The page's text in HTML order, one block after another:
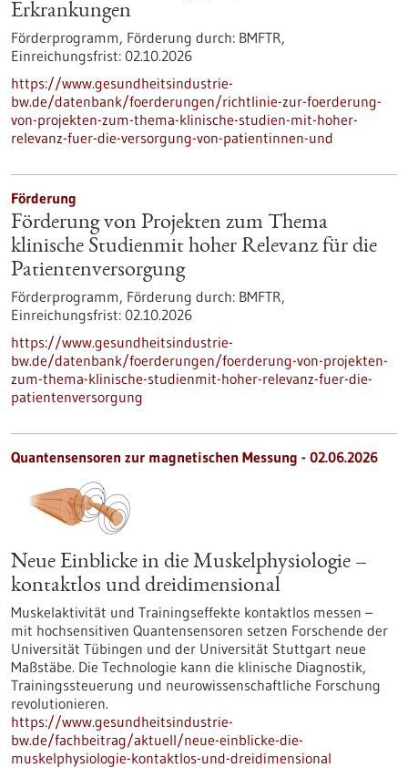
Erkrankungen
Förderprogramm, Förderung durch: BMFTR,
Einreichungsfrist: 02.10.2026
https://www.gesundheitsindustrie-
bw.de/datenbank/foerderungen/richtlinie-zur-foerderung-
von-projekten-zum-thema-klinische-studien-mit-hoher-
relevanz-fuer-die-versorgung-von-patientinnen-und
Förderung
Förderung von Projekten zum Thema
klinische Studienmit hoher Relevanz für die
Patientenversorgung
Förderprogramm, Förderung durch: BMFTR,
Einreichungsfrist: 02.10.2026
https://www.gesundheitsindustrie-
bw.de/datenbank/foerderungen/foerderung-von-projekten-
zum-thema-klinische-studienmit-hoher-relevanz-fuer-die-
patientenversorgung
Quantensensoren zur magnetischen Messung - 02.06.2026
Neue Einblicke in die Muskelphysiologie –
kontaktlos und dreidimensional
Muskelaktivität und Trainingseffekte kontaktlos messen –
mit hochsensitiven Quantensensoren setzen Forschende der
Universität Tübingen und der Universität Stuttgart neue
Maßstäbe. Die Technologie kann die klinische Diagnostik,
Trainingssteuerung und neurowissenschaftliche Forschung
revolutionieren.
https://www.gesundheitsindustrie-
bw.de/fachbeitrag/aktuell/neue-einblicke-die-
muskelphysiologie-kontaktlos-und-dreidimensional